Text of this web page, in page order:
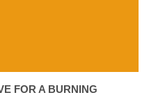
FOR A BURNING